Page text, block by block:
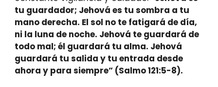
tu guardador; Jehová es tu sombra a tu
mano derecha. El sol no te fatigará de día,
ni la luna de noche. Jehová te guardará de
todo mal; él guardará tu alma. Jehová
guardará tu salida y tu entrada desde
ahora y para siempre” (Salmo 121:5-8).